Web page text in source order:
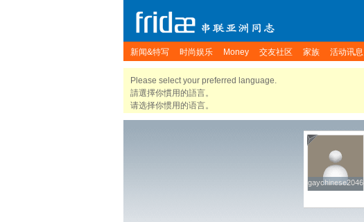
新闻&特写 时尚娱乐 Money 交友社区 家族 活动讯息
Please select your preferred language.
請選擇你慣用的語言。
请选择你惯用的语言。
gaychinese2046
gaychinese2046